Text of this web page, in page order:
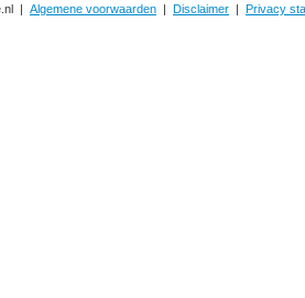
| Algemene voorwaarden | Disclaimer | Privacy